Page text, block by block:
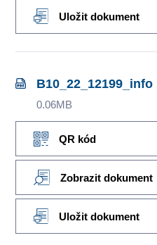
Uložit dokument
B10_22_12199_info
0.06MB
QR kód
Zobrazit dokument
Uložit dokument